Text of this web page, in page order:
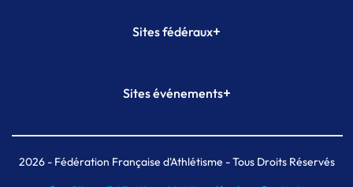
Sites fédéraux+
Plateforme Formation
Sites événements+
Meeting de Paris indoor
MAIF Ekiden de Paris
2026- Fédération Française d'Athlétisme - Tous Droits Réservés